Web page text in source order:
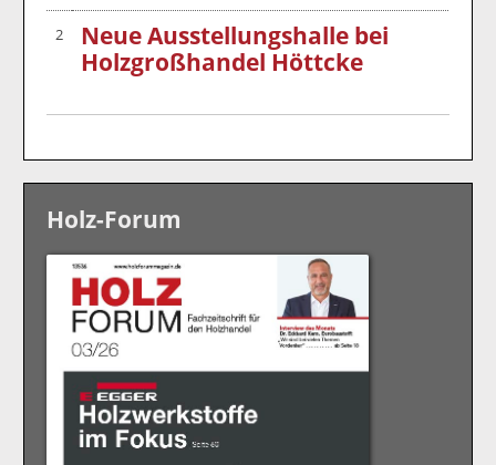
2
Neue Ausstellungshalle bei
Holzgroßhandel Höttcke
Holz-Forum